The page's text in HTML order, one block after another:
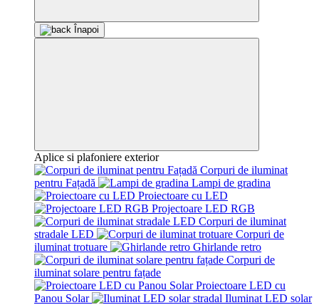
Înapoi
Aplice si plafoniere exterior
Corpuri de iluminat
pentru Fațadă
Lampi de gradina
Proiectoare cu LED
Projectoare LED RGB
Corpuri de iluminat
stradale LED
Corpuri de
iluminat trotuare
Ghirlande retro
Corpuri de
iluminat solare pentru fațade
Proiectoare LED cu
Panou Solar
Iluminat LED solar